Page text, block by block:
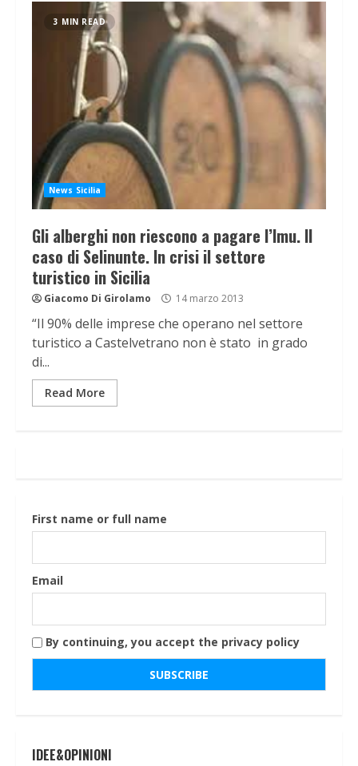
3 MIN READ
News Sicilia
Gli alberghi non riescono a pagare l’Imu. Il
caso di Selinunte. In crisi il settore
turistico in Sicilia
Giacomo Di Girolamo 14 marzo 2013
“Il 90% delle imprese che operano nel settore
turistico a Castelvetrano non è stato in grado
di...
Read More
First name or full name
Email
By continuing, you accept the privacy policy
IDEE&OPINIONI